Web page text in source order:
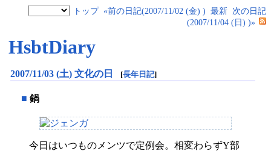
トップ «前の日記(2007/11/02 (金) ) 最新 次の日記
(2007/11/04 (日) )»
HsbtDiary
2007/11/03 (土) 文化の日 [長年日記]
■ 鍋
今日はいつものメンツで定例会。相変わらずY部